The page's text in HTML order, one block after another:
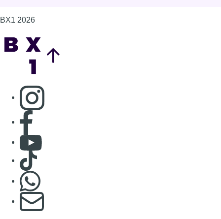
BX1 2026
Consulter page Instagram
Consulter page Facebook
Consulter Youtube
Consulter TikTok
S'abonner à notre newsletter